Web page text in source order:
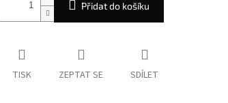
Přidat do košíku
TISK ZEPTAT SE SDÍLET